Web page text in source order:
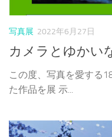
写真展 2022年6月27日
カメラとゆかい
この度、写真を愛する
た作品を展 示...